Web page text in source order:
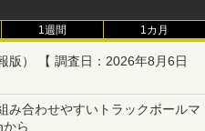
1週間 1カ月
版） 【 調査日：2026年8月6日
み合わせやすいトラックボールマ
ら